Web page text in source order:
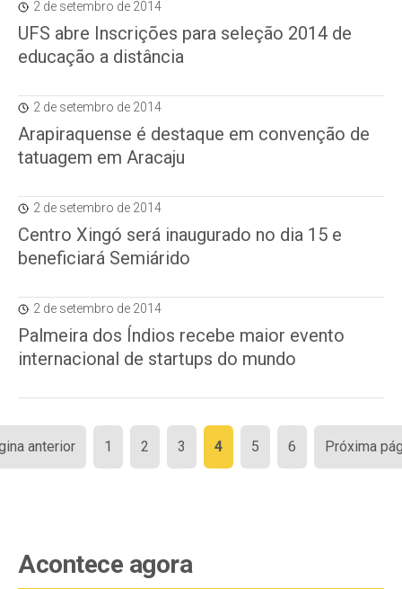
2 de setembro de 2014
UFS abre Inscrições para seleção 2014 de
educação a distância
2 de setembro de 2014
Arapiraquense é destaque em convenção de
tatuagem em Aracaju
2 de setembro de 2014
Centro Xingó será inaugurado no dia 15 e
beneficiará Semiárido
2 de setembro de 2014
Palmeira dos Índios recebe maior evento
internacional de startups do mundo
Paginação
de
anterior 1 2 3 4 5 6 Próxima
Acontece agora